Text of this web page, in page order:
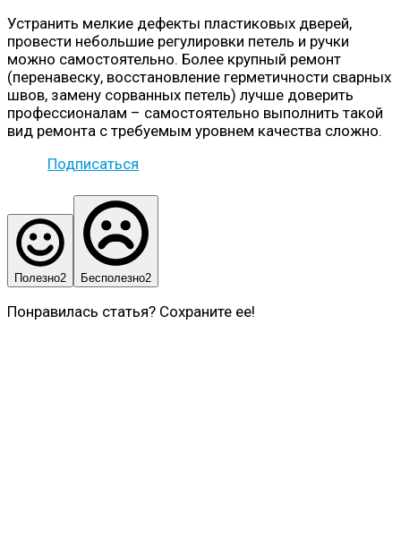
Устранить мелкие дефекты пластиковых дверей,
провести небольшие регулировки петель и ручки
можно самостоятельно. Более крупный ремонт
(перенавеску, восстановление герметичности сварных
швов, замену сорванных петель) лучше доверить
профессионалам – самостоятельно выполнить такой
вид ремонта с требуемым уровнем качества сложно.
Подписаться
Полезно2 Бесполезно2
Понравилась статья? Сохраните ее!